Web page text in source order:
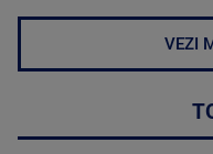
VEZI